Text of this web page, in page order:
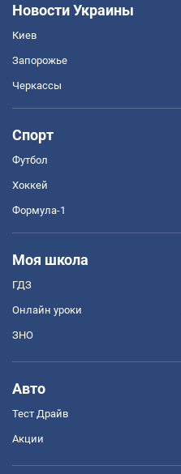
Новости Украины
Киев
Запорожье
Черкассы
Спорт
Футбол
Хоккей
Формула-1
Моя школа
ГДЗ
Онлайн уроки
ЗНО
Авто
Тест Драйв
Акции